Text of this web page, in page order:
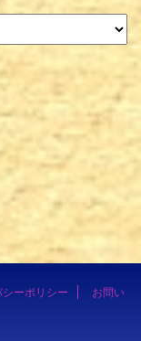
シーポリシー
お問い